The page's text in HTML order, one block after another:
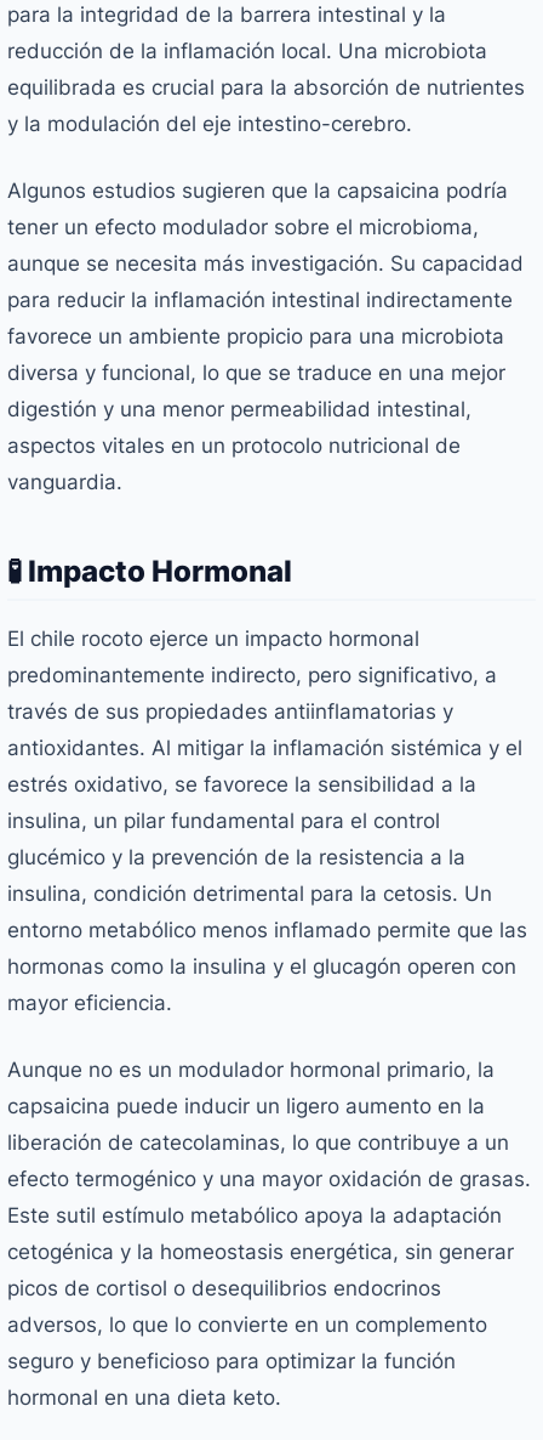
para la integridad de la barrera intestinal y la
reducción de la inflamación local. Una microbiota
equilibrada es crucial para la absorción de nutrientes
y la modulación del eje intestino-cerebro.
Algunos estudios sugieren que la capsaicina podría
tener un efecto modulador sobre el microbioma,
aunque se necesita más investigación. Su capacidad
para reducir la inflamación intestinal indirectamente
favorece un ambiente propicio para una microbiota
diversa y funcional, lo que se traduce en una mejor
digestión y una menor permeabilidad intestinal,
aspectos vitales en un protocolo nutricional de
vanguardia.
🧪 Impacto Hormonal
El chile rocoto ejerce un impacto hormonal
predominantemente indirecto, pero significativo, a
través de sus propiedades antiinflamatorias y
antioxidantes. Al mitigar la inflamación sistémica y el
estrés oxidativo, se favorece la sensibilidad a la
insulina, un pilar fundamental para el control
glucémico y la prevención de la resistencia a la
insulina, condición detrimental para la cetosis. Un
entorno metabólico menos inflamado permite que las
hormonas como la insulina y el glucagón operen con
mayor eficiencia.
Aunque no es un modulador hormonal primario, la
capsaicina puede inducir un ligero aumento en la
liberación de catecolaminas, lo que contribuye a un
efecto termogénico y una mayor oxidación de grasas.
Este sutil estímulo metabólico apoya la adaptación
cetogénica y la homeostasis energética, sin generar
picos de cortisol o desequilibrios endocrinos
adversos, lo que lo convierte en un complemento
seguro y beneficioso para optimizar la función
hormonal en una dieta keto.